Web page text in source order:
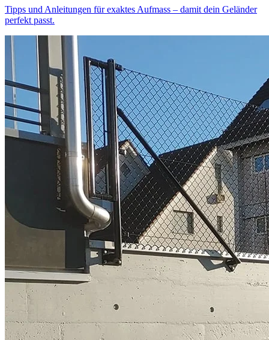
Tipps und Anleitungen für exaktes Aufmass – damit dein Geländer
perfekt passt.